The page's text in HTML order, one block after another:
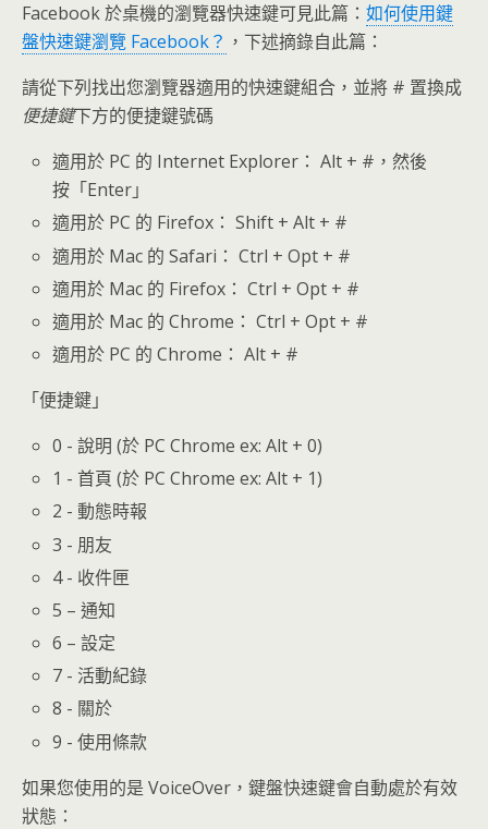
Facebook 於桌機的瀏覽器快速鍵可見此篇： 如何使用鍵
盤快速鍵瀏覽 Facebook？ ，下述摘錄自此篇：
請從下列找出您瀏覽器適用的快速鍵組合，並將 # 置換成
便捷鍵下方的便捷鍵號碼
適用於 PC 的 Internet Explorer： Alt + #，然後
按「Enter」
適用於 PC 的 Firefox： Shift + Alt + #
適用於 Mac 的 Safari： Ctrl + Opt + #
適用於 Mac 的 Firefox： Ctrl + Opt + #
適用於 Mac 的 Chrome： Ctrl + Opt + #
適用於 PC 的 Chrome： Alt + #
「便捷鍵」
0 - 說明 (於 PC Chrome ex: Alt + 0)
1 - 首頁 (於 PC Chrome ex: Alt + 1)
2 - 動態時報
3 - 朋友
4 - 收件匣
5 – 通知
6 – 設定
7 - 活動紀錄
8 - 關於
9 - 使用條款
如果您使用的是 VoiceOver，鍵盤快速鍵會自動處於有效
狀態：